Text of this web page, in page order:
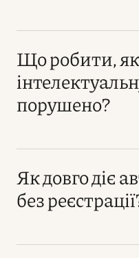
Що робити,
порушено?
Як довго діє
без